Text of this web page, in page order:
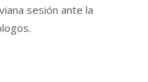
sesión ante la